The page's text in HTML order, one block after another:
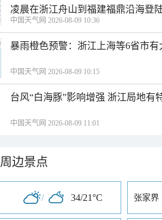
凌晨在浙江舟山到福建福鼎沿海登
中国天气网 2026-08-09 10:36
暴雨橙色预警：浙江上海等6省市
中国天气网 2026-08-09 10:15
台风“白海豚”影响增强 浙江局地有
中国天气网 2026-08-09 11:01
周边景点
/ 34/21°C 张家界